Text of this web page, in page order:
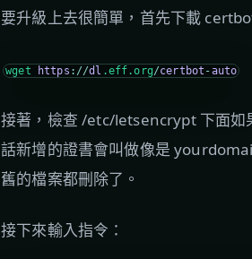
要升級上去很簡單，首先下載
wget https : //dl .eff.org/certbot -auto
接著，檢查 /etc/letsencrypt 下面如
話新增的證書會叫做像是
舊的檔案都刪除了。
接下來輸入指令：